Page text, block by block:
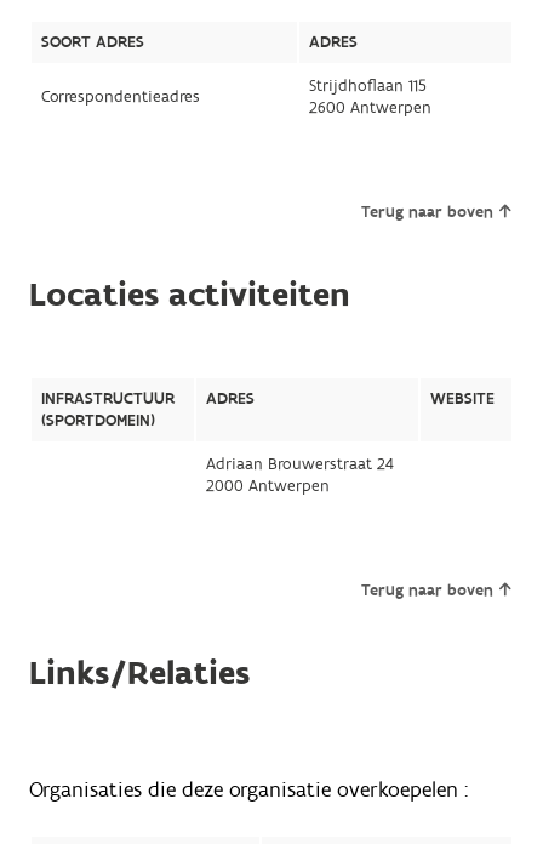
SOORT ADRES ADRES
Correspondentieadres
Strijdhoflaan 115
2600 Antwerpen
Terug naar boven
Locaties activiteiten
INFRASTRUCTUUR
(SPORTDOMEIN)
ADRES WEBSITE
Adriaan Brouwerstraat 24
2000 Antwerpen
Terug naar boven
Links/Relaties
Organisaties die deze organisatie overkoepelen :